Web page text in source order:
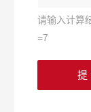
请输入计算
=7